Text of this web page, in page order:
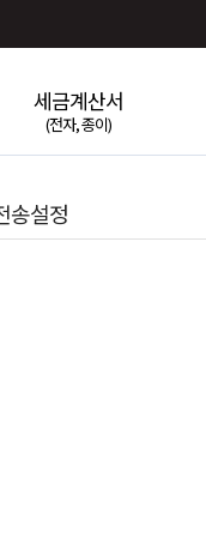
세금계산서
(전자, 종이)
송설정